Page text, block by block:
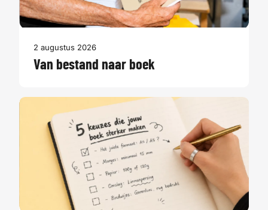
2 augustus 2026
Van bestand naar boek